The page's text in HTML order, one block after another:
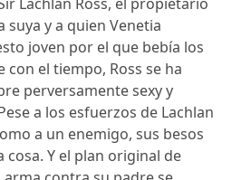
suya y a quien Venetia
joven por el que bebía los
el tiempo, Ross se ha
perversamente sexy y
a los esfuerzos de Lachlan
a un enemigo, sus besos
Y el plan original de